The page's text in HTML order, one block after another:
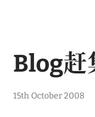
Blog
1
15th October 2008